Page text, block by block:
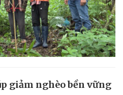
giảm nghèo bền vững